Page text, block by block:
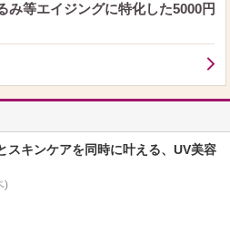
してその後に小原さん（のび太くん）や野
かべ和也さん（ジャイアン）、肝付兼太さ
の方針を伝えたことも週刊誌に書かれてい
を重ねた結果、声優さん側の意向を尊重し
当時、大山のぶ代さ
した。 70代でレギュラーの持ち役を続け
、そういう背景とかも理解しないで、今で
いうことでしょうか？ 大山のぶ代
、大山さんがドラえもん役を降ろされてし
まりにも大山さんに対して失礼極まりない
主張をする人は何を考えているのだろうと
さんや小原さんたちがまだ続けたい気持
の気持ちを無視する形で強引に声優交代と
ったでしょう。
み等エイジングに特化した5000円
スキンケアを同時に叶える、UV美容